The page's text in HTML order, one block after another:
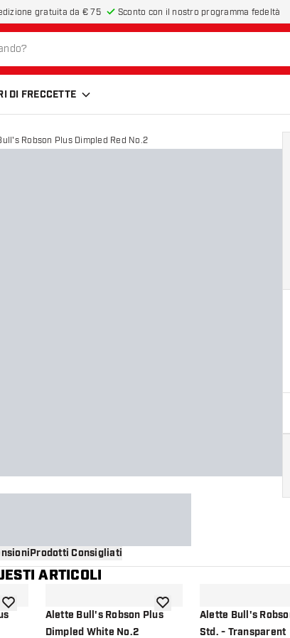
gratuita da € 75 Sconto con il nostro programma fedeltà
DI FRECCETTE
Robson Plus Dimpled Red No.2
Prodotti Consigliati
ARTICOLI
alla lista dei desideri
Alette Bull's Robson Plus
Dimpled White No.2
aggiungi alla lista dei desideri
Alette Bull's
Std. - Transparent